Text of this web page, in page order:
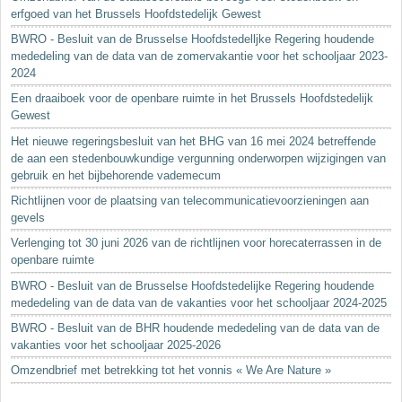
erfgoed van het Brussels Hoofdstedelijk Gewest
BWRO - Besluit van de Brusselse Hoofdstedelljke Regering houdende
mededeling van de data van de zomervakantie voor het schooljaar 2023-
2024
Een draaiboek voor de openbare ruimte in het Brussels Hoofdstedelijk
Gewest
Het nieuwe regeringsbesluit van het BHG van 16 mei 2024 betreffende
de aan een stedenbouwkundige vergunning onderworpen wijzigingen van
gebruik en het bijbehorende vademecum
Richtlijnen voor de plaatsing van telecommunicatievoorzieningen aan
gevels
Verlenging tot 30 juni 2026 van de richtlijnen voor horecaterrassen in de
openbare ruimte
BWRO - Besluit van de Brusselse Hoofdstedelijke Regering houdende
mededeling van de data van de vakanties voor het schooljaar 2024-2025
BWRO - Besluit van de BHR houdende mededeling van de data van de
vakanties voor het schooljaar 2025-2026
Omzendbrief met betrekking tot het vonnis « We Are Nature »